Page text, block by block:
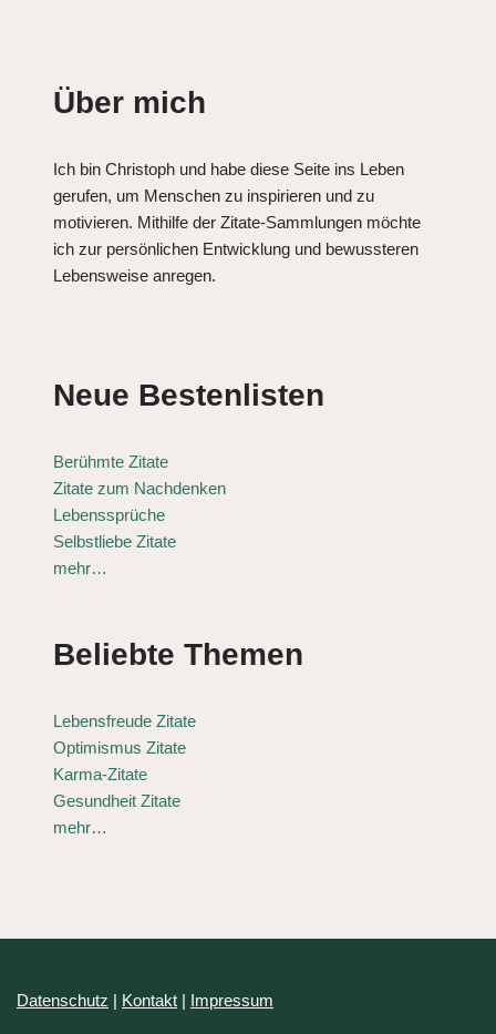
Über mich
Ich bin Christoph und habe diese Seite ins Leben
gerufen, um Menschen zu inspirieren und zu
motivieren. Mithilfe der Zitate-Sammlungen möchte
ich zur persönlichen Entwicklung und bewussteren
Lebensweise anregen.
Neue Bestenlisten
Berühmte Zitate
Zitate zum Nachdenken
Lebenssprüche
Selbstliebe Zitate
mehr…
Beliebte Themen
Lebensfreude Zitate
Optimismus Zitate
Karma-Zitate
Gesundheit Zitate
mehr…
Datenschutz | Kontakt | Impressum